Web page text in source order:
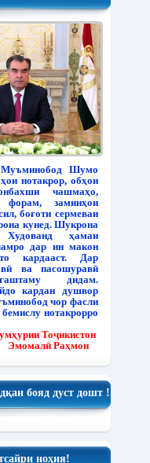
Шумо
нотакрор, обҳои
чашмаҳо,
заминҳои
боғоти сермеваи
кунед. Шукрона
ҳамаи
дар ин макон
кардааст. Дар
ва пасошуравӣ
дидам.
кардан душвор
чор фасли
бемислу нотакрорро
Тоҷикистон
Эмомалӣ Раҳмон
бояд дуст дошт !
ноҳия!